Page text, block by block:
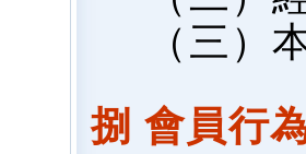
（三）
捌 會員行